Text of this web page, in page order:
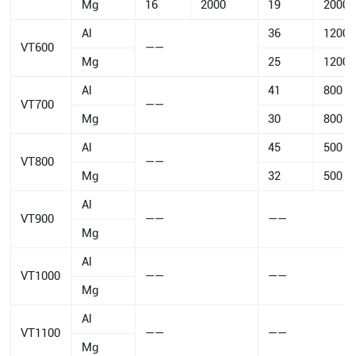
Mg
16 2000 19 2000
VT600
Al
——
36
1200
Mg
25 1200
VT700
Al
——
41
800
Mg
30 800
VT800
Al
——
45
500
Mg
32 500
VT900
Al
——
——
Mg
VT1000
Al
——
——
Mg
VT1100
Al
——
——
Mg